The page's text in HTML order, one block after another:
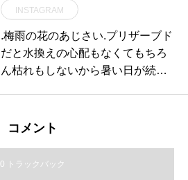
ausmatsue #島根#松江
INSTAGRAM
.梅雨の花のあじさい︎.プリザーブド
だと水換えの心配もなくてもちろ
ん枯れもしないから暑い日が続い
花#あじさい#hausmatsue #島根#
コメント
0 トラックバック